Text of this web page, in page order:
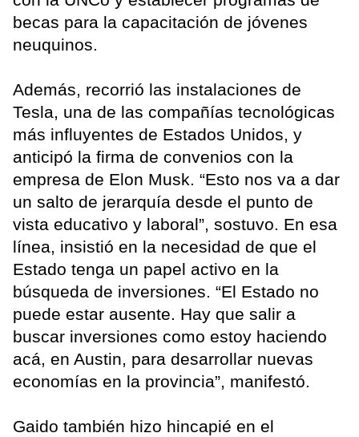
becas para la capacitación de jóvenes
neuquinos.
Además, recorrió las instalaciones de
Tesla, una de las compañías tecnológicas
más influyentes de Estados Unidos, y
anticipó la firma de convenios con la
empresa de Elon Musk. “Esto nos va a dar
un salto de jerarquía desde el punto de
vista educativo y laboral”, sostuvo. En esa
línea, insistió en la necesidad de que el
Estado tenga un papel activo en la
búsqueda de inversiones. “El Estado no
puede estar ausente. Hay que salir a
buscar inversiones como estoy haciendo
acá, en Austin, para desarrollar nuevas
economías en la provincia”, manifestó.
Gaido también hizo hincapié en el